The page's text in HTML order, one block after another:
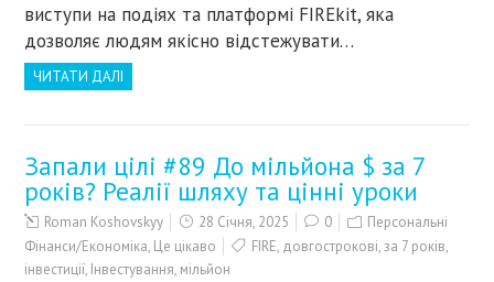
виступи на подіях та платформі FIREkit, якa
дозволяє людям якісно відстежувати…
ЧИТАТИ ДАЛІ
Запали цілі #89 До мільйона $ за 7
років? Реалії шляху та цінні уроки
Roman Koshovskyy 28 Січня, 2025 0
Персональні
Фінанси/Економіка, Це цікаво FIRE, довгострокові,за 7 років,
інвестиції, Інвестування, мільйон